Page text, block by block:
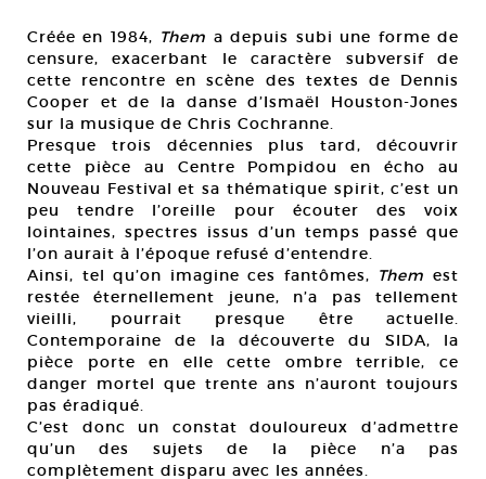
Créée en 1984, Them a depuis subi une forme de
censure, exacerbant le caractère subversif de
cette rencontre en scène des textes de Dennis
Cooper et de la danse d’Ismaël Houston-Jones
sur la musique de Chris Cochranne.
Presque trois décennies plus tard, découvrir
cette pièce au Centre Pompidou en écho au
Nouveau Festival et sa thématique spirit, c’est un
peu tendre l’oreille pour écouter des voix
lointaines, spectres issus d’un temps passé que
l’on aurait à l’époque refusé d’entendre.
Ainsi, tel qu’on imagine ces fantômes, Them est
restée éternellement jeune, n’a pas tellement
vieilli, pourrait presque être actuelle.
Contemporaine de la découverte du SIDA, la
pièce porte en elle cette ombre terrible, ce
danger mortel que trente ans n’auront toujours
pas éradiqué.
C’est donc un constat douloureux d’admettre
qu’un des sujets de la pièce n’a pas
complètement disparu avec les années.